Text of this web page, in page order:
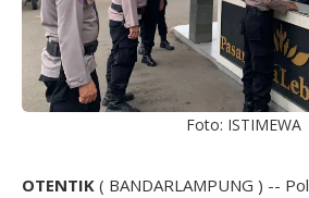
Foto: ISTIMEWA
OTENTIK ( BANDARLAMPUNG ) --